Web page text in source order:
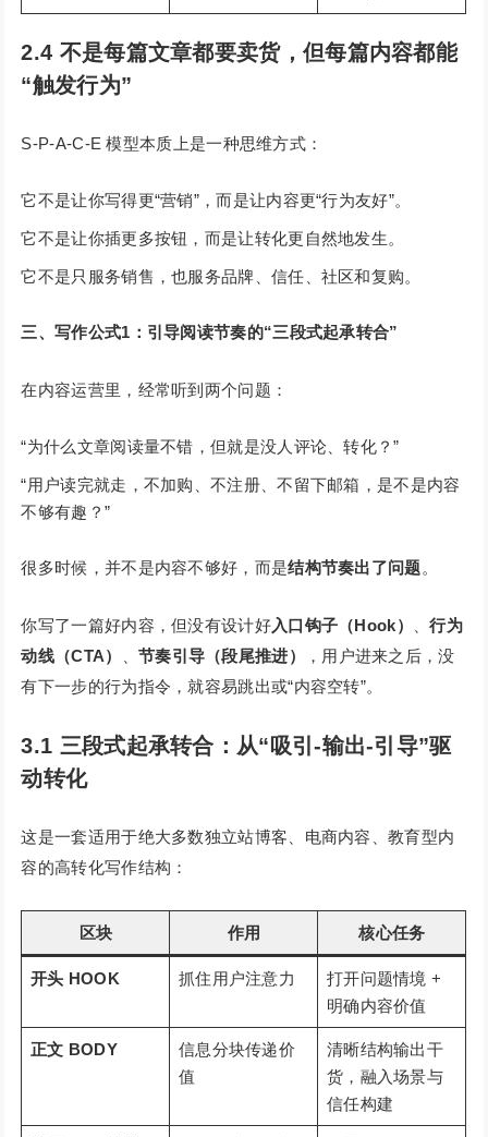
2.4 不是每篇文章都要卖货，但每篇内容都能
“触发行为”
S-P-A-C-E 模型本质上是一种思维方式：
它不是让你写得更“营销”，而是让内容更“行为友好”。
它不是让你插更多按钮，而是让转化更自然地发生。
它不是只服务销售，也服务品牌、信任、社区和复购。
三、写作公式1：引导阅读节奏的“三段式起承转合”
在内容运营里，经常听到两个问题：
“为什么文章阅读量不错，但就是没人评论、转化？”
“用户读完就走，不加购、不注册、不留下邮箱，是不是内容
不够有趣？”
很多时候，并不是内容不够好，而是结构节奏出了问题。
你写了一篇好内容，但没有设计好入口钩子（Hook） 、行为
动线（CTA）
节奏引导（段尾推进）
，用户进来之后，没
有下一步的行为指令，就容易跳出或“内容空转”。
3.1 三段式起承转合：从“吸引-输出-引导”驱
动转化
这是一套适用于绝大多数独立站博客、电商内容、教育型内
容的高转化写作结构：
区块 作用 核心任务
开头 HOOK 抓住用户注意力
打开问题情境 +
明确内容价值
正文 BODY
信息分块传递价
值
清晰结构输出干
货，融入场景与
信任构建